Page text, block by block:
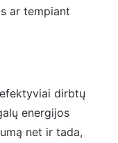
ar tempiant
dirbtų
energijos
net ir tada,